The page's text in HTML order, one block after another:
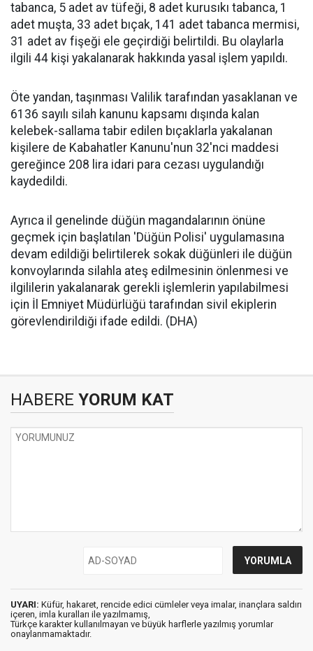
tabanca, 5 adet av tüfeği, 8 adet kurusıkı tabanca, 1
adet muşta, 33 adet bıçak, 141 adet tabanca mermisi,
31 adet av fişeği ele geçirdiği belirtildi. Bu olaylarla
ilgili 44 kişi yakalanarak hakkında yasal işlem yapıldı.
Öte yandan, taşınması Valilik tarafından yasaklanan ve
6136 sayılı silah kanunu kapsamı dışında kalan
kelebek-sallama tabir edilen bıçaklarla yakalanan
kişilere de Kabahatler Kanunu'nun 32'nci maddesi
gereğince 208 lira idari para cezası uygulandığı
kaydedildi.
Ayrıca il genelinde düğün magandalarının önüne
geçmek için başlatılan 'Düğün Polisi' uygulamasına
devam edildiği belirtilerek sokak düğünleri ile düğün
konvoylarında silahla ateş edilmesinin önlenmesi ve
ilgililerin yakalanarak gerekli işlemlerin yapılabilmesi
için İl Emniyet Müdürlüğü tarafından sivil ekiplerin
görevlendirildiği ifade edildi. (DHA)
HABERE YORUM KAT
UYARI: Küfür, hakaret, rencide edici cümleler veya imalar, inançlara saldırı
içeren, imla kuralları ile yazılmamış,
Türkçe karakter kullanılmayan ve büyük harflerle yazılmış yorumlar
onaylanmamaktadır.